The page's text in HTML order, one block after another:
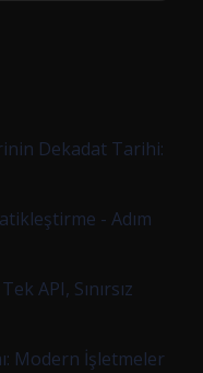
Dekadat Tarihi:
- Adım
API, Sınırsız
Modern İşletmeler